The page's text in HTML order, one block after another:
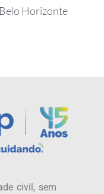
Horizonte
civil, sem